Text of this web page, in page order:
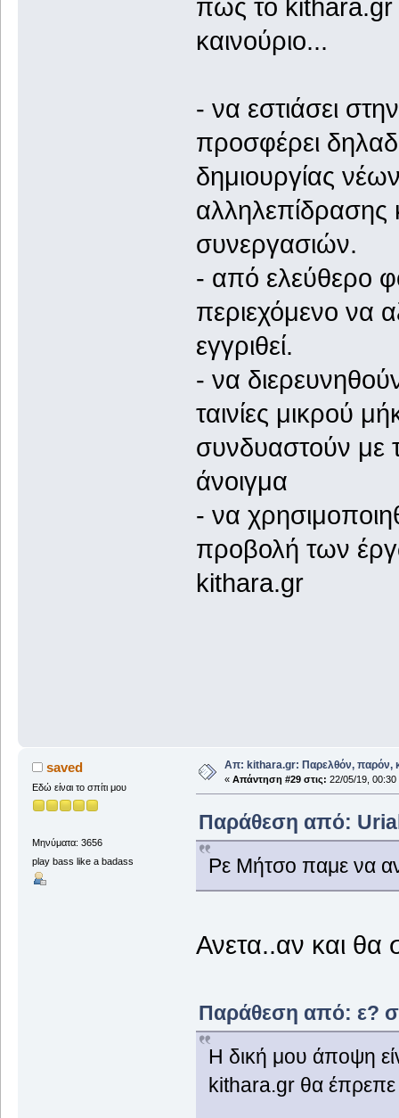
πως το kithara.gr
καινούριο...
- να εστιάσει
προσφέρει
δημιουργίας
αλληλεπίδρασης
συνεργασιών.
- από ελεύθερο
περιεχόμενο να
εγγριθεί.
- να
ταινίες μικρού
συνδυαστούν με
άνοιγμα
- να
προβολή των
kithara.gr
saved
Εδώ είναι το σπίτι μου
Μηνύματα: 3656
play bass like a badass
Απ: kithara.gr: Παρελθόν, παρόν,
« Απάντηση #29 στις: 22/05/19, 00:30
Παράθεση από:
Ρε Μήτσο παμε να
Ανετα..αν και θα
Παράθεση από: ε?
Η δική μου άποψη
kithara.gr θα έπρεπε